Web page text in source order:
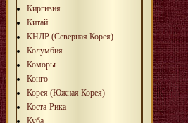
Киргизия
Китай
КНДР (Северная Корея)
Колумбия
Коморы
Конго
Корея (Южная Корея)
Коста-Рика
Куба